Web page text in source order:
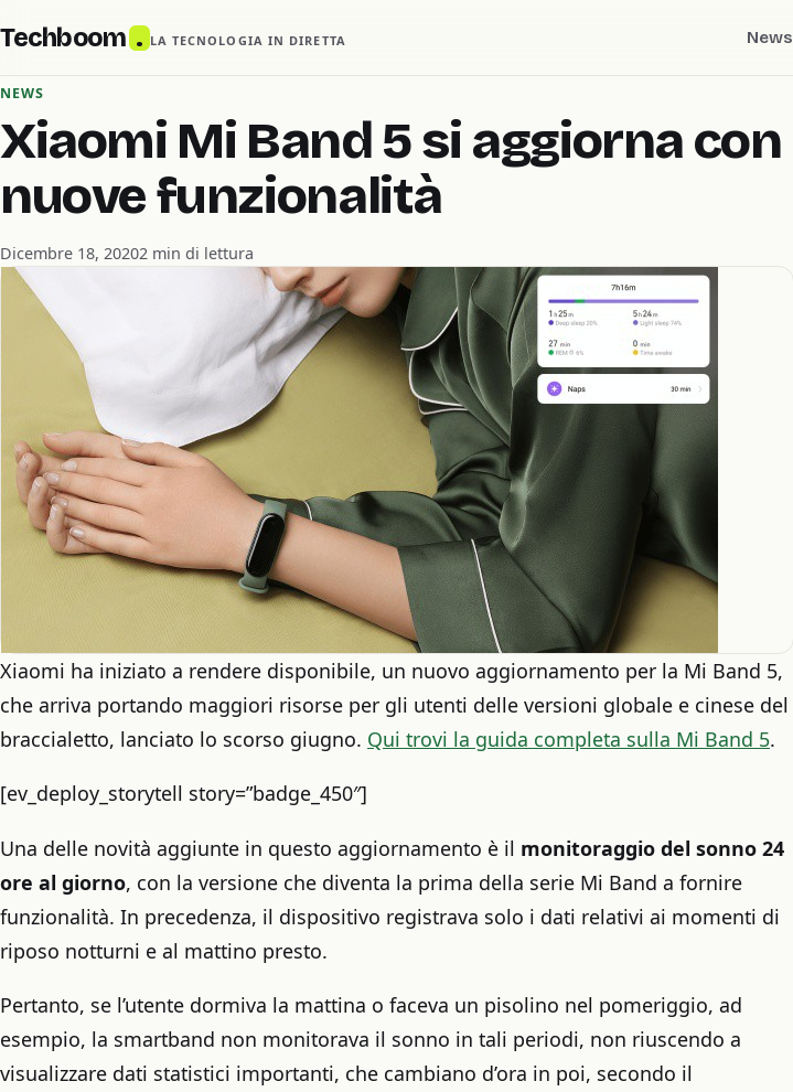
Techboom . LA TECNOLOGIA IN DIRETTA News
NEWS
Xiaomi Mi Band 5 si aggiorna con
nuove funzionalità
Dicembre 18, 20202 min di lettura
Xiaomi ha iniziato a rendere disponibile, un nuovo aggiornamento per la Mi Band 5,
che arriva portando maggiori risorse per gli utenti delle versioni globale e cinese del
braccialetto, lanciato lo scorso giugno. Qui trovi la guida completa sulla Mi Band 5.
[ev_deploy_storytell story=”badge_450″]
Una delle novità aggiunte in questo aggiornamento è il monitoraggio del sonno 24
ore al giorno, con la versione che diventa la prima della serie Mi Band a fornire
funzionalità. In precedenza, il dispositivo registrava solo i dati relativi ai momenti di
riposo notturni e al mattino presto.
Pertanto, se l’utente dormiva la mattina o faceva un pisolino nel pomeriggio, ad
esempio, la smartband non monitorava il sonno in tali periodi, non riuscendo a
visualizzare dati statistici importanti, che cambiano d’ora in poi, secondo il